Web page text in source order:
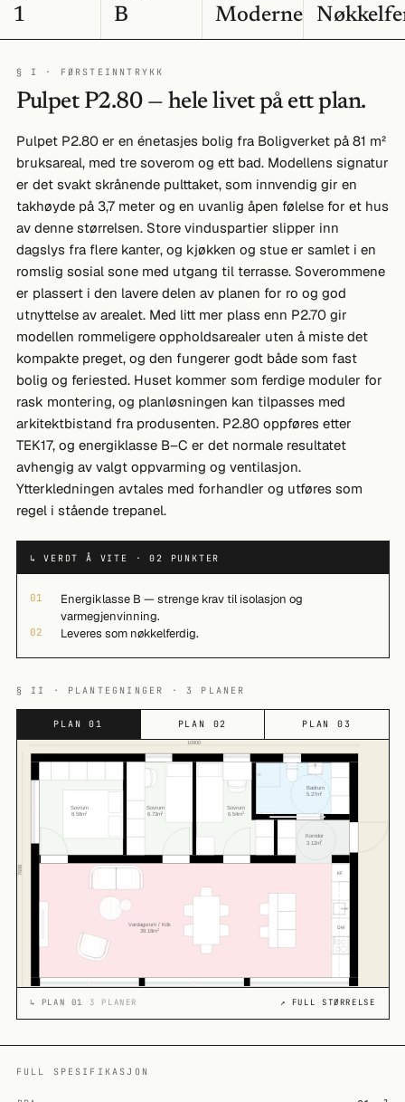
1 B Moderne
§ I · FØRSTEINNTRYKK
Pulpet P2.80 — hele livet på ett plan.
Pulpet P2.80 er en énetasjes bolig fra Boligverket på 81 m²
bruksareal, med tre soverom og ett bad. Modellens signatur
er det svakt skrånende pulttaket, som innvendig gir en
takhøyde på 3,7 meter og en uvanlig åpen følelse for et hus
av denne størrelsen. Store vinduspartier slipper inn
dagslys fra flere kanter, og kjøkken og stue er samlet i en
romslig sosial sone med utgang til terrasse. Soverommene
er plassert i den lavere delen av planen for ro og god
utnyttelse av arealet. Med litt mer plass enn P2.70 gir
modellen rommeligere oppholdsarealer uten å miste det
kompakte preget, og den fungerer godt både som fast
bolig og feriested. Huset kommer som ferdige moduler for
rask montering, og planløsningen kan tilpasses med
arkitektbistand fra produsenten. P2.80 oppføres etter
TEK17, og energiklasse B–C er det normale resultatet
avhengig av valgt oppvarming og ventilasjon.
Ytterkledningen avtales med forhandler og utføres som
regel i stående trepanel.
↳ VERDT Å VITE · 02 PUNKTER
01
Energiklasse B — strenge krav til isolasjon og
varmegjenvinning.
02 Leveres som nøkkelferdig.
§ II · PLANTEGNINGER · 3 PLANER
PLAN 01 PLAN 02 PLAN 03
↳ PLAN 01 3 PLANER ↗ FULL STØRRELSE
FULL SPESIFIKASJON